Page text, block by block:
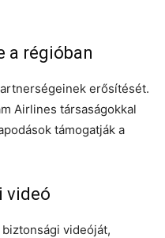
a régióban
erősítését.
Airlines társaságokkal
támogatják a
videó
videóját,